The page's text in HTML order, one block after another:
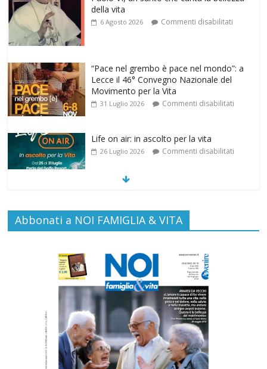
Lecce il 46° Convegno Nazionale del
Movimento per la Vita
Life on air: in ascolto per la vita
26 Luglio 2026 Commenti disabilitati
SAMARITANI 2.0: la risposta di Federvita
Emilia Romagna al suicidio assistito per
25 Luglio 2026
Gino Soldera nominato Membro della
“Hall of Honor Prenatal Sciences 2026”
16 Luglio 2026 Commenti disabilitati
Carlo Casini, “giusto” perché testimone
della carità sociale
7 Agosto 2026 Commenti disabilitati
Paolo VI, un santo che canta la bellezza
della vita
Abbonati a NOI FAMIGLIA & VITA